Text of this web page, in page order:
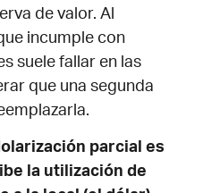
de valor. Al
incumple con
suele fallar en las
que una segunda
parcial es
la utilización de